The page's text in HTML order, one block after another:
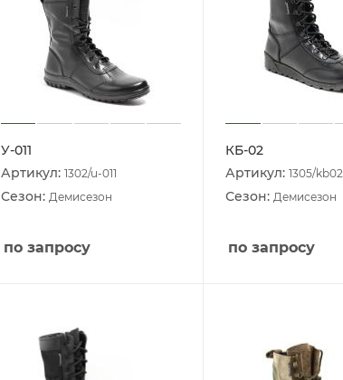
У-011
Артикул: 1302/u-011
Сезон: Демисезон
по запросу
КБ-02
Артикул: 1305/kb02
Сезон: Демисезон
по запросу